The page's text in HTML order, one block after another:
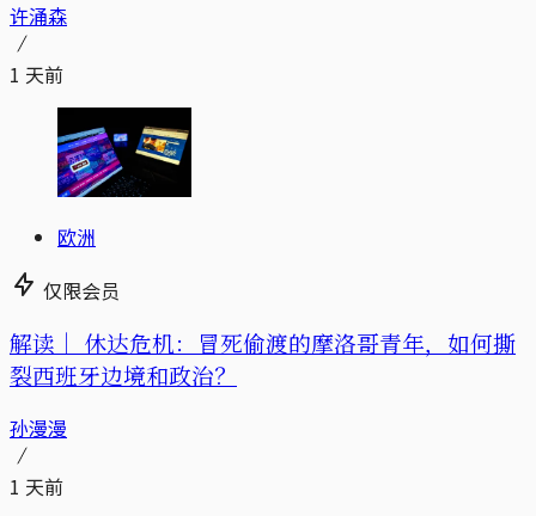
许涌森
1 天前
欧洲
仅限会员
解读｜ 休达危机：冒死偷渡的摩洛哥青年，如何撕
裂西班牙边境和政治？
孙漫漫
1 天前